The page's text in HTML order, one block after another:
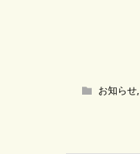
お知らせ,